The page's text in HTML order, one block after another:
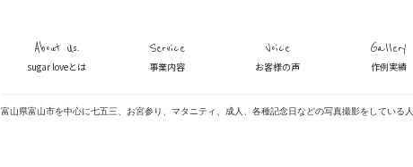
About Us.
sugar loveとは
Service
事業内容
Voice
お客様の声
Gallery
作例実績
富山県富山市を中心に七五三、お宮参り、マタニティ、成人、各種記念日などの写真撮影をしている